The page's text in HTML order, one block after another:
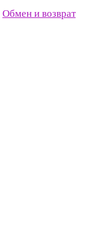
Обмен и возврат